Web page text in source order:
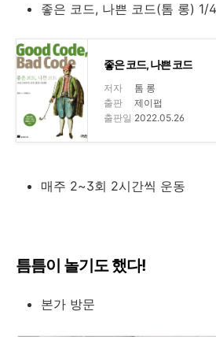
좋은 코드, 나쁜 코드(톰 롱) 1/
좋은 코드, 나쁜 코드
저자
톰 롱
출판
제이펍
출판일 2022.05.26
매주 2~3회 2시간씩 운동
틈틈이 놀기도 했다!
본가 방문